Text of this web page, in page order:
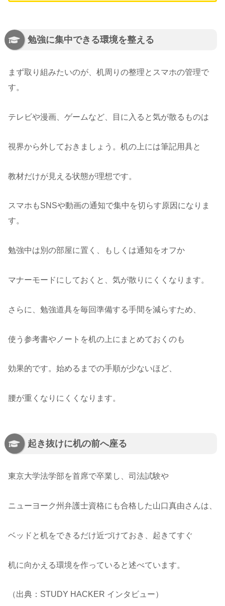
勉強に集中できる環境を整える
まず取り組みたいのが、机周りの整理とスマホの管理で
す。
テレビや漫画、ゲームなど、目に入ると気が散るものは
視界から外しておきましょう。机の上には筆記用具と
教材だけが見える状態が理想です。
スマホもSNSや動画の通知で集中を切らす原因になりま
す。
勉強中は別の部屋に置く、もしくは通知をオフか
マナーモードにしておくと、気が散りにくくなります。
さらに、勉強道具を毎回準備する手間を減らすため、
使う参考書やノートを机の上にまとめておくのも
効果的です。始めるまでの手順が少ないほど、
腰が重くなりにくくなります。
起き抜けに机の前へ座る
東京大学法学部を首席で卒業し、司法試験や
ニューヨーク州弁護士資格にも合格した山口真由さんは、
ベッドと机をできるだけ近づけておき、起きてすぐ
机に向かえる環境を作っていると述べています。
（出典：STUDY HACKER インタビュー）